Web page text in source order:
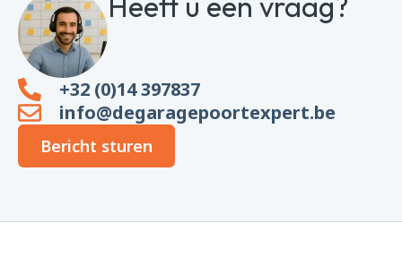
+32 (0)14 397837
info@degaragepoortexpert.be
Bericht sturen